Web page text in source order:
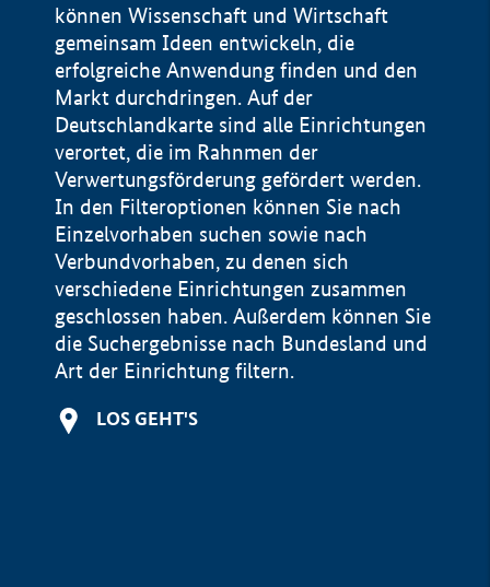
können Wissenschaft und Wirtschaft
gemeinsam Ideen entwickeln, die
erfolgreiche Anwendung finden und den
Markt durchdringen. Auf der
Deutschlandkarte sind alle Einrichtungen
verortet, die im Rahnmen der
Verwertungsförderung gefördert werden.
In den Filteroptionen können Sie nach
Einzelvorhaben suchen sowie nach
Verbundvorhaben, zu denen sich
verschiedene Einrichtungen zusammen
geschlossen haben. Außerdem können Sie
die Suchergebnisse nach Bundesland und
Art der Einrichtung filtern.
LOS GEHT'S